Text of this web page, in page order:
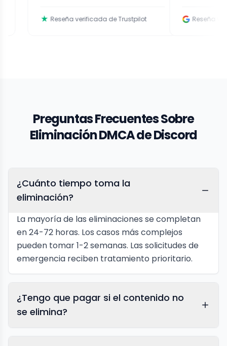
Reseña verificada de Trustpilot Reseña verificada
Preguntas Frecuentes Sobre
Eliminación DMCA de Discord
¿Cuánto tiempo toma la
eliminación?
La mayoría de las eliminaciones se completan
en 24-72 horas. Los casos más complejos
pueden tomar 1-2 semanas. Las solicitudes de
emergencia reciben tratamiento prioritario.
¿Tengo que pagar si el contenido no
se elimina?